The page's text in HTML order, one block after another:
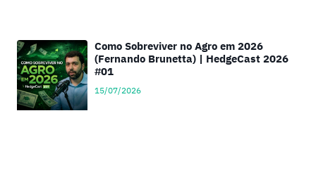
Como Sobreviver no Agro em 2026
(Fernando Brunetta) | HedgeCast 2026
#01
15/07/2026